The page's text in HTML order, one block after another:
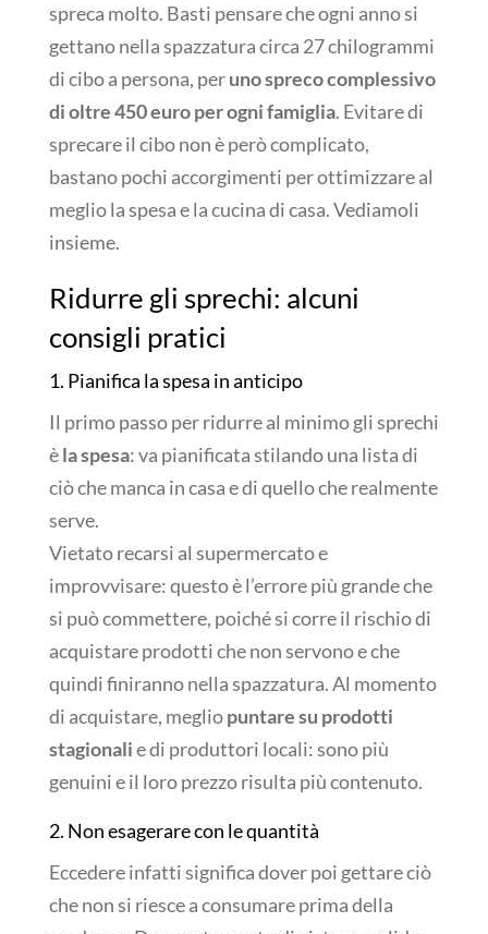
spreca molto. Basti pensare che ogni anno si
gettano nella spazzatura circa 27 chilogrammi
di cibo a persona, peruno spreco complessivo
di oltre 450 euro per ogni famiglia. Evitare di
sprecare il cibo non è però complicato,
bastano pochi accorgimenti per ottimizzare al
meglio la spesa e la cucina di casa. Vediamoli
insieme.
Ridurre gli sprechi: alcuni
consigli pratici
1. Pianifica la spesa in anticipo
Il primo passo per ridurre al minimo gli sprechi
èla spesa: va pianificata stilando una lista di
ciò che manca in casa e di quello che realmente
serve.
Vietato recarsi al supermercato e
improvvisare: questo è l’errore più grande che
si può commettere, poiché si corre il rischio di
acquistare prodotti che non servono e che
quindi finiranno nella spazzatura. Al momento
di acquistare, megliopuntare su prodotti
stagionalie di produttori locali: sono più
genuini e il loro prezzo risulta più contenuto.
2. Non esagerare con le quantità
Eccedere infatti significa dover poi gettare ciò
che non si riesce a consumare prima della